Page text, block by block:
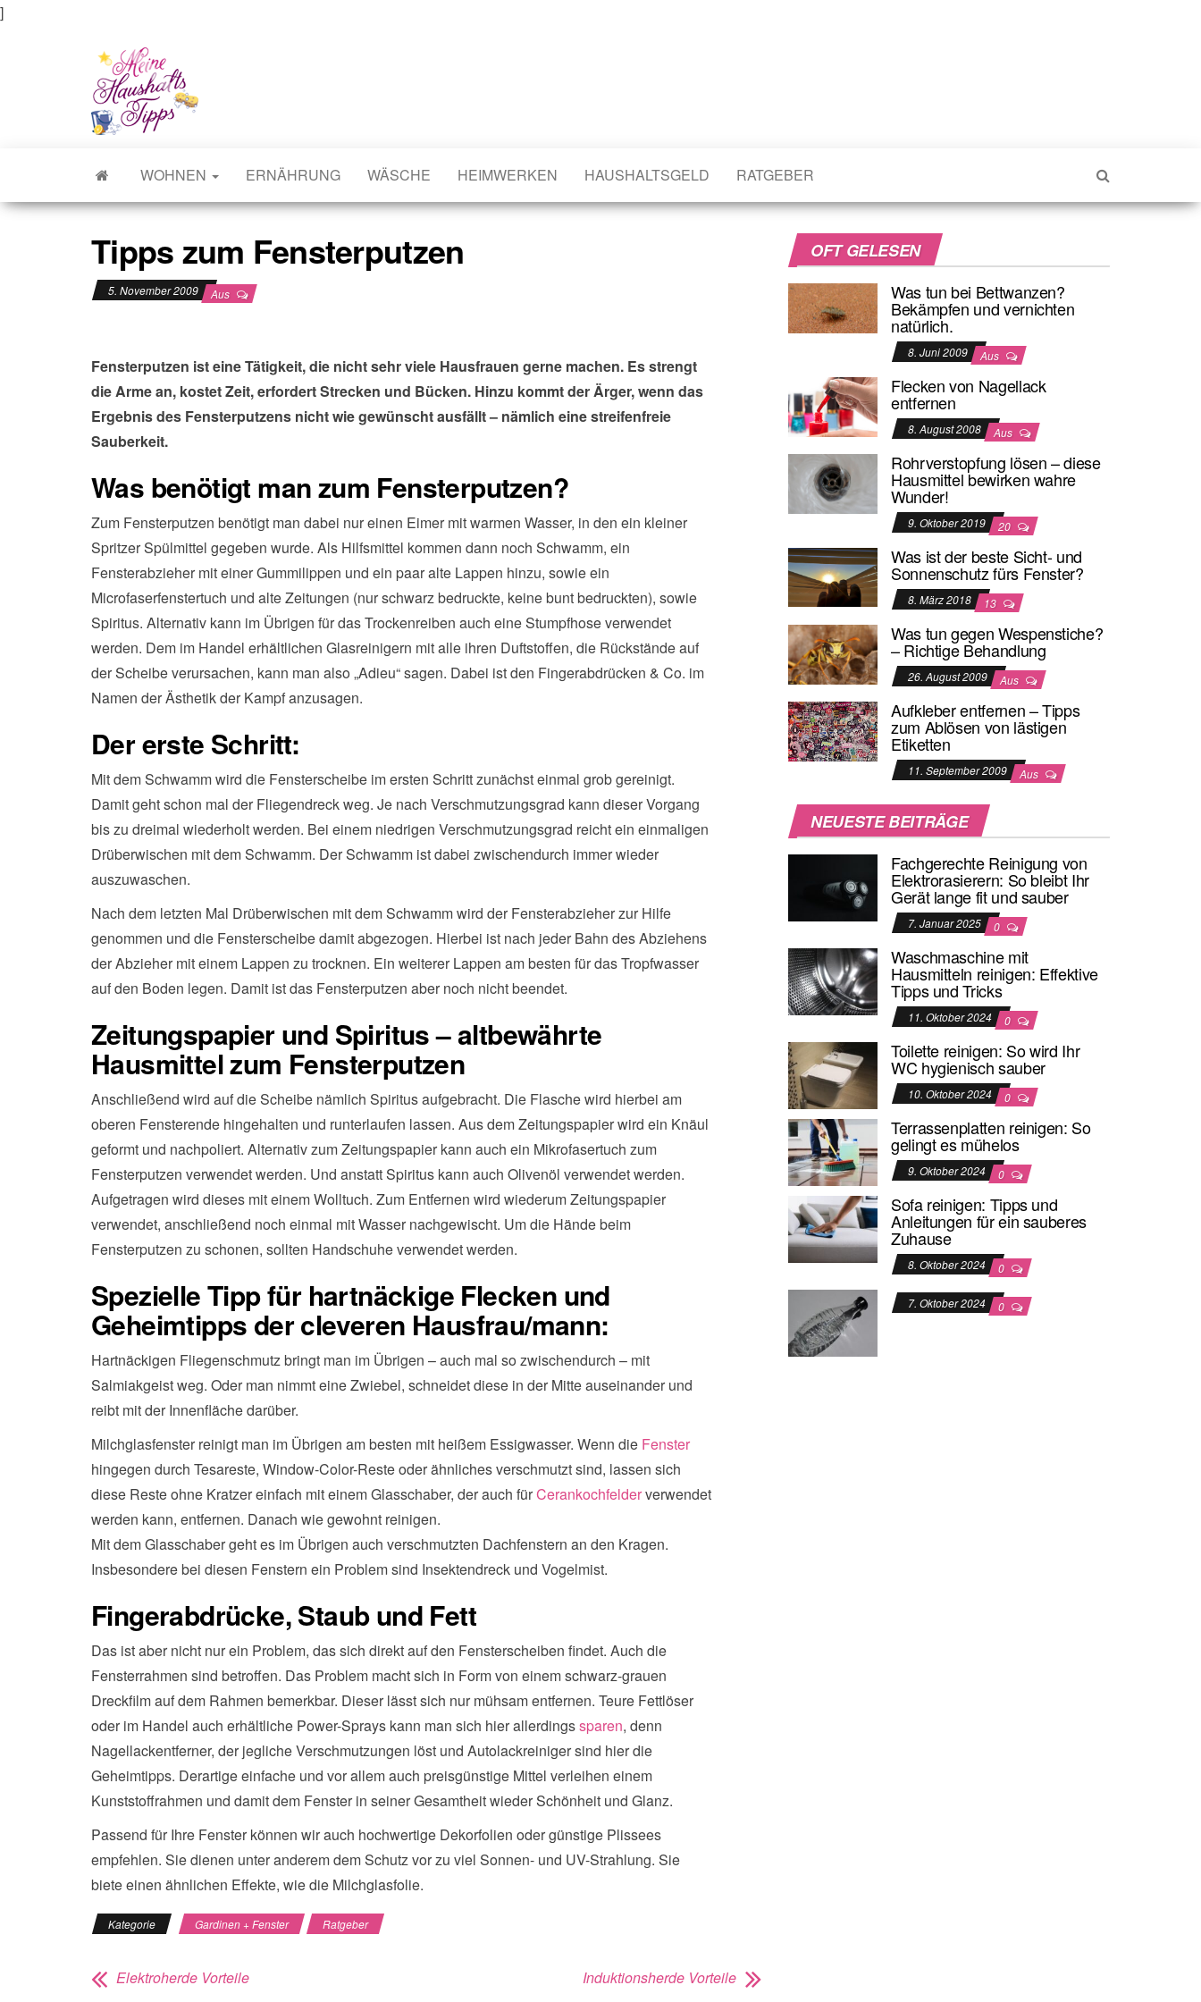
]
Meine Haushaltstipps
Das bisschen Haushalt . . .
WOHNEN ERNÄHRUNG WÄSCHE HEIMWERKEN HAUSHALTSGELD RATGEBER
Tipps zum Fensterputzen
5. November 2009 Aus
Fensterputzen ist eine Tätigkeit, die nicht sehr viele Hausfrauen gerne machen. Es strengt
die Arme an, kostet Zeit, erfordert Strecken und Bücken. Hinzu kommt der Ärger, wenn das
Ergebnis des Fensterputzens nicht wie gewünscht ausfällt – nämlich eine streifenfreie
Sauberkeit.
Was benötigt man zum Fensterputzen?
Zum Fensterputzen benötigt man dabei nur einen Eimer mit warmen Wasser, in den ein kleiner
Spritzer Spülmittel gegeben wurde. Als Hilfsmittel kommen dann noch Schwamm, ein
Fensterabzieher mit einer Gummilippen und ein paar alte Lappen hinzu, sowie ein
Microfaserfenstertuch und alte Zeitungen (nur schwarz bedruckte, keine bunt bedruckten), sowie
Spiritus. Alternativ kann im Übrigen für das Trockenreiben auch eine Stumpfhose verwendet
werden. Dem im Handel erhältlichen Glasreinigern mit alle ihren Duftstoffen, die Rückstände auf
der Scheibe verursachen, kann man also „Adieu“ sagen. Dabei ist den Fingerabdrücken & Co. im
Namen der Ästhetik der Kampf anzusagen.
Der erste Schritt:
Mit dem Schwamm wird die Fensterscheibe im ersten Schritt zunächst einmal grob gereinigt.
Damit geht schon mal der Fliegendreck weg. Je nach Verschmutzungsgrad kann dieser Vorgang
bis zu dreimal wiederholt werden. Bei einem niedrigen Verschmutzungsgrad reicht ein einmaligen
Drüberwischen mit dem Schwamm. Der Schwamm ist dabei zwischendurch immer wieder
auszuwaschen.
Nach dem letzten Mal Drüberwischen mit dem Schwamm wird der Fensterabzieher zur Hilfe
genommen und die Fensterscheibe damit abgezogen. Hierbei ist nach jeder Bahn des Abziehens
der Abzieher mit einem Lappen zu trocknen. Ein weiterer Lappen am besten für das Tropfwasser
auf den Boden legen. Damit ist das Fensterputzen aber noch nicht beendet.
Zeitungspapier und Spiritus – altbewährte
Hausmittel zum Fensterputzen
Anschließend wird auf die Scheibe nämlich Spiritus aufgebracht. Die Flasche wird hierbei am
oberen Fensterende hingehalten und runterlaufen lassen. Aus dem Zeitungspapier wird ein Knäul
geformt und nachpoliert. Alternativ zum Zeitungspapier kann auch ein Mikrofasertuch zum
Fensterputzen verwendet werden. Und anstatt Spiritus kann auch Olivenöl verwendet werden.
Aufgetragen wird dieses mit einem Wolltuch. Zum Entfernen wird wiederum Zeitungspapier
verwendet, anschließend noch einmal mit Wasser nachgewischt. Um die Hände beim
Fensterputzen zu schonen, sollten Handschuhe verwendet werden.
Spezielle Tipp für hartnäckige Flecken und
Geheimtipps der cleveren Hausfrau/mann:
Hartnäckigen Fliegenschmutz bringt man im Übrigen – auch mal so zwischendurch – mit
Salmiakgeist weg. Oder man nimmt eine Zwiebel, schneidet diese in der Mitte auseinander und
reibt mit der Innenfläche darüber.
Milchglasfenster reinigt man im Übrigen am besten mit heißem Essigwasser. Wenn die Fenster
hingegen durch Tesareste, Window-Color-Reste oder ähnliches verschmutzt sind, lassen sich
diese Reste ohne Kratzer einfach mit einem Glasschaber, der auch fürCerankochfelderverwendet
werden kann, entfernen. Danach wie gewohnt reinigen.
Mit dem Glasschaber geht es im Übrigen auch verschmutzten Dachfenstern an den Kragen.
Insbesondere bei diesen Fenstern ein Problem sind Insektendreck und Vogelmist.
Fingerabdrücke, Staub und Fett
Das ist aber nicht nur ein Problem, das sich direkt auf den Fensterscheiben findet. Auch die
Fensterrahmen sind betroffen. Das Problem macht sich in Form von einem schwarz-grauen
Dreckfilm auf dem Rahmen bemerkbar. Dieser lässt sich nur mühsam entfernen. Teure Fettlöser
oder im Handel auch erhältliche Power-Sprays kann man sich hier allerdingssparen, denn
Nagellackentferner, der jegliche Verschmutzungen löst und Autolackreiniger sind hier die
Geheimtipps. Derartige einfache und vor allem auch preisgünstige Mittel verleihen einem
Kunststoffrahmen und damit dem Fenster in seiner Gesamtheit wieder Schönheit und Glanz.
Passend für Ihre Fenster können wir auch hochwertige Dekorfolien oder günstige Plissees
empfehlen. Sie dienen unter anderem dem Schutz vor zu viel Sonnen- und UV-Strahlung. Sie
biete einen ähnlichen Effekte, wie die Milchglasfolie.
Kategorie Gardinen + Fenster Ratgeber
Elektroherde Vorteile Induktionsherde Vorteile
OFT GELESEN
Was tun bei Bettwanzen?
Bekämpfen und vernichten
natürlich.
8. Juni 2009 Aus
Flecken von Nagellack
entfernen
8. August 2008 Aus
Rohrverstopfung lösen – diese
Hausmittel bewirken wahre
Wunder!
9. Oktober 2019 20
Was ist der beste Sicht- und
Sonnenschutz fürs Fenster?
8. März 2018 13
Was tun gegen Wespenstiche?
– Richtige Behandlung
26. August 2009 Aus
Aufkleber entfernen – Tipps
zum Ablösen von lästigen
Etiketten
11. September 2009 Aus
NEUESTE BEITRÄGE
Fachgerechte Reinigung von
Elektrorasierern: So bleibt Ihr
Gerät lange fit und sauber
7. Januar 2025 0
Waschmaschine mit
Hausmitteln reinigen: Effektive
Tipps und Tricks
11. Oktober 2024 0
Toilette reinigen: So wird Ihr
WC hygienisch sauber
10. Oktober 2024 0
Terrassenplatten reinigen: So
gelingt es mühelos
9. Oktober 2024 0
Sofa reinigen: Tipps und
Anleitungen für ein sauberes
Zuhause
8. Oktober 2024 0
7. Oktober 2024 0